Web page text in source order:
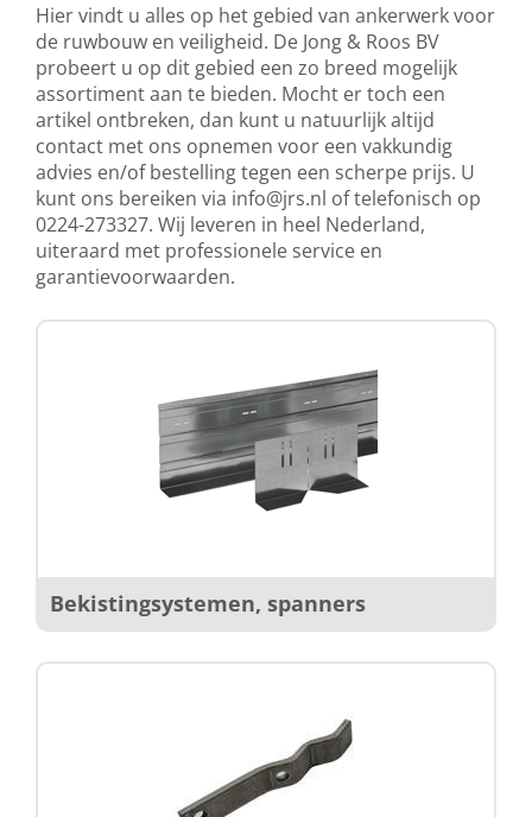
Hier vindt u alles op het gebied van ankerwerk voor
de ruwbouw en veiligheid. De Jong & Roos BV
probeert u op dit gebied een zo breed mogelijk
assortiment aan te bieden. Mocht er toch een
artikel ontbreken, dan kunt u natuurlijk altijd
contact met ons opnemen voor een vakkundig
advies en/of bestelling tegen een scherpe prijs. U
kunt ons bereiken via info@jrs.nl of telefonisch op
0224-273327. Wij leveren in heel Nederland,
uiteraard met professionele service en
garantievoorwaarden.
Bekistingsystemen, spanners